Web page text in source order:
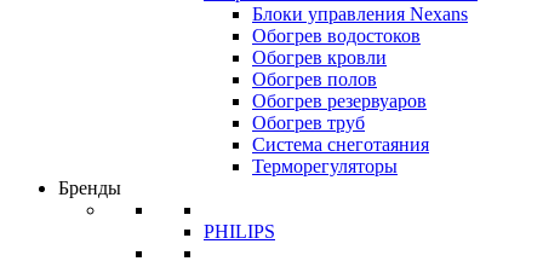
Блоки управления Nexans
Обогрев водостоков
Обогрев кровли
Обогрев полов
Обогрев резервуаров
Обогрев труб
Система снеготаяния
Терморегуляторы
Бренды
PHILIPS